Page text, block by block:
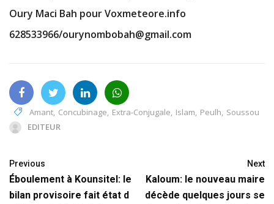
Oury Maci Bah pour Voxmeteore.info
628533966/ourynombobah@gmail.com
Amant Concubinage Extra-Conjugale Islam Peulh Soussou
EDITEUR
Previous
Éboulement à Kounsitel: le
bilan provisoire fait état d
Next
Kaloum: le nouveau maire
décède quelques jours se